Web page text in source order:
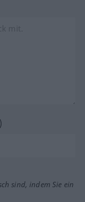
sind, indem Sie ein